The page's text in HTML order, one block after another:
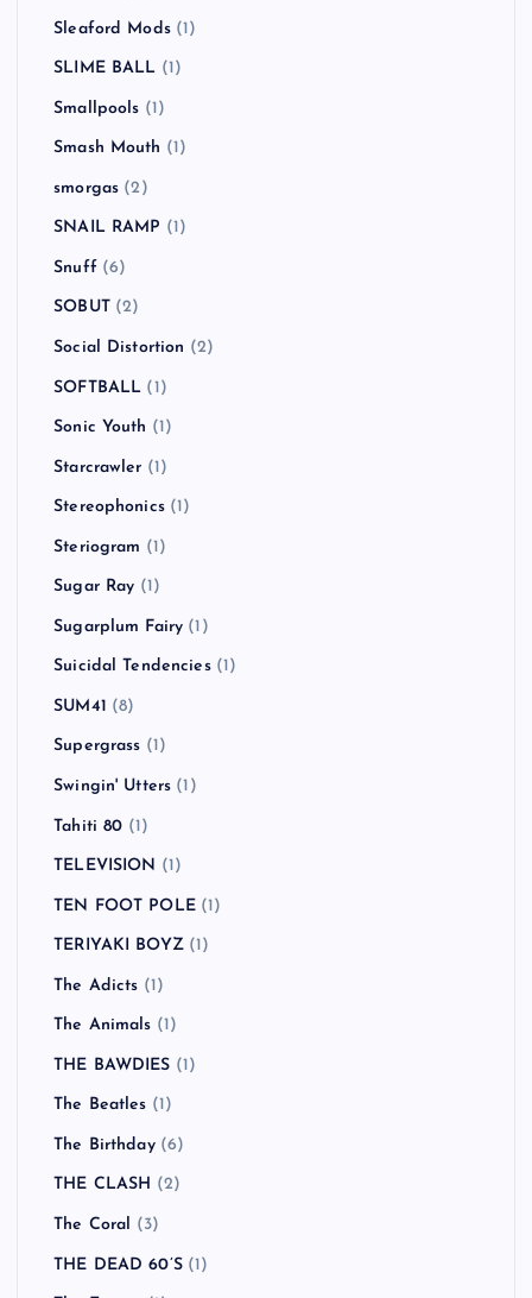
Sleaford Mods(1)
SLIME BALL (1)
Smallpools (1)
Smash Mouth (1)
smorgas (2)
SNAIL RAMP (1)
Snuff (6)
SOBUT(2)
Social Distortion (2)
SOFTBALL (1)
Sonic Youth (1)
Starcrawler (1)
Stereophonics(1)
Steriogram (1)
Sugar Ray (1)
Sugarplum Fairy (1)
Suicidal Tendencies(1)
SUM41 (8)
Supergrass (1)
Swingin' Utters (1)
Tahiti 80 (1)
TELEVISION (1)
TEN FOOT POLE(1)
TERIYAKI BOYZ(1)
The Adicts (1)
The Animals (1)
THE BAWDIES (1)
The Beatles (1)
The Birthday(6)
THE CLASH (2)
The Coral (3)
THE DEAD 60’S(1)